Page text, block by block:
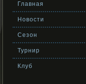
Главная
Новости
Сезон
Турнир
Клуб